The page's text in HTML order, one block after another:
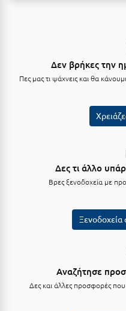
Τρίκαλα Κορινθίας
Φιλιατρά Μεσσηνίας
Φοινικούντα
Δεν βρήκες την
Πες μας τι ψάχνεις και θα
Δες τι άλλο
Βρες ξενοδοχεία με
Ξενοδοχεία
Αναζήτησε
Δες και άλλες προσφορές που